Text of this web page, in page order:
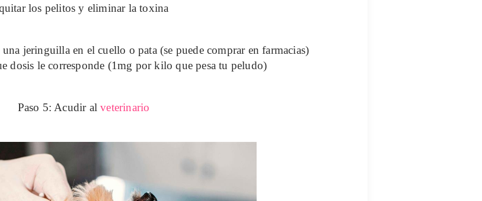
los pelitos y eliminar la toxina
jeringuilla en el cuello o pata (se puede comprar en farmacias)
dosis le corresponde (1mg por kilo que pesa tu peludo)
Paso 5: Acudir alveterinario